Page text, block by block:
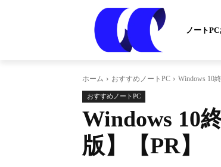
ノート
ホーム おすすめノートPC Windows 10
おすすめノートPC
Windows 10
版】【PR】